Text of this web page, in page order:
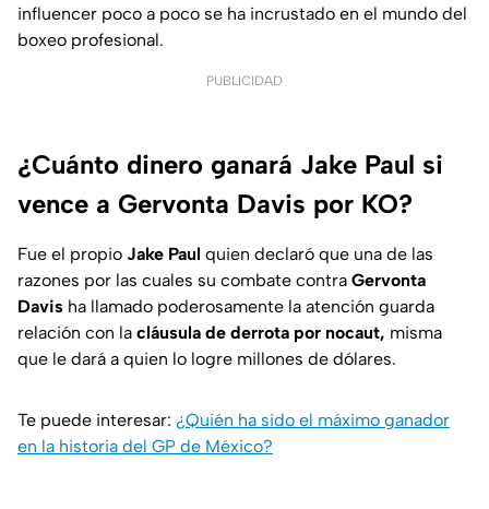
influencer poco a poco se ha incrustado en el mundo del
boxeo profesional.
PUBLICIDAD
¿Cuánto dinero ganará Jake Paul si
vence a Gervonta Davis por KO?
Fue el propio Jake Paul quien declaró que una de las
razones por las cuales su combate contra Gervonta
Davis ha llamado poderosamente la atención guarda
relación con la cláusula de derrota por nocaut, misma
que le dará a quien lo logre millones de dólares.
Te puede interesar: ¿Quién ha sido el máximo ganador
en la historia del GP de México?